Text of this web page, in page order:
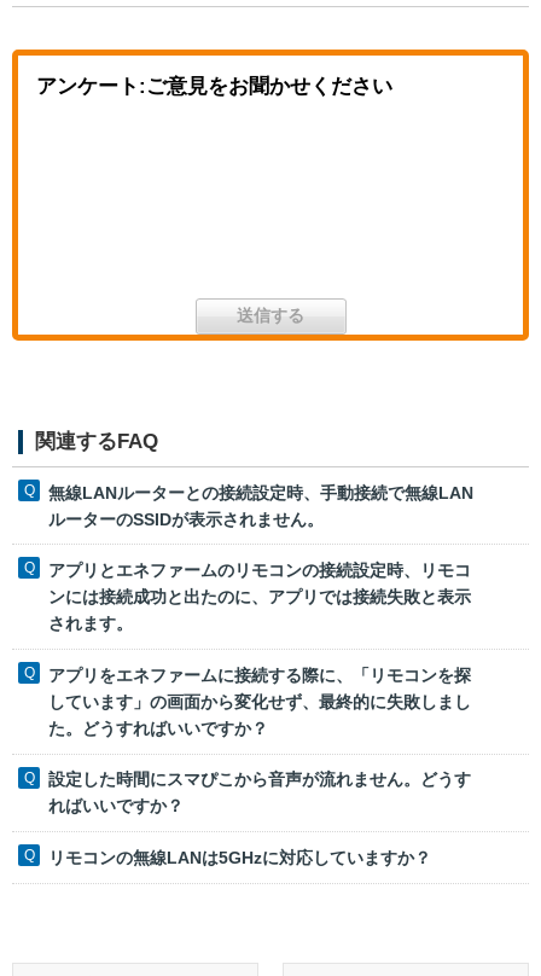
アンケート:ご意見をお聞かせください
関連するFAQ
無線LANルーターとの接続設定時、手動接続で無線LAN
ルーターのSSIDが表示されません。
アプリとエネファームのリモコンの接続設定時、リモコ
ンには接続成功と出たのに、アプリでは接続失敗と表示
されます。
アプリをエネファームに接続する際に、「リモコンを探
しています」の画面から変化せず、最終的に失敗しまし
た。どうすればいいですか？
設定した時間にスマぴこから音声が流れません。どうす
ればいいですか？
リモコンの無線LANは5GHzに対応していますか？